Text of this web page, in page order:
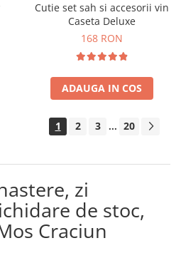
Cutie set sah si accesorii vin
Caseta Deluxe
168 RON
ADAUGA IN COS
1 2 3 ... 20
zi
de stoc,
Craciun